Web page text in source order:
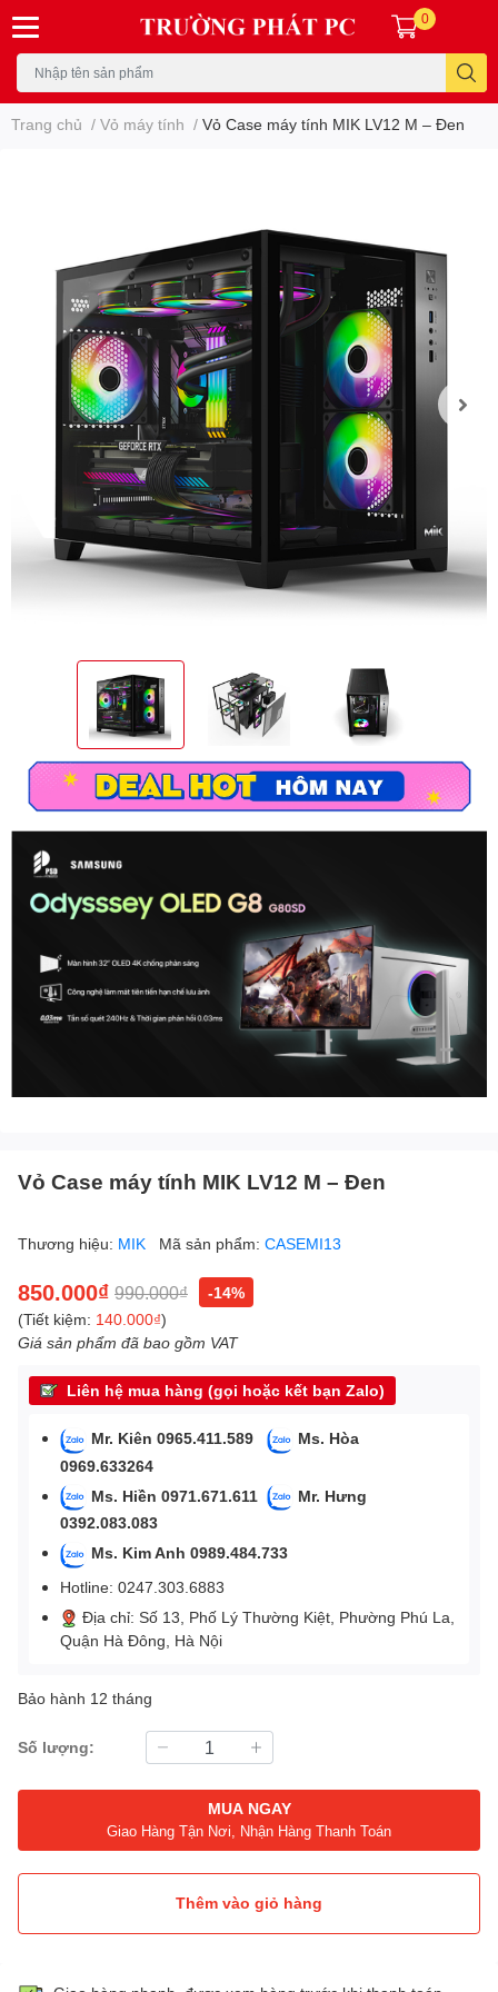
0
Trang chủ / Vỏ máy tính / Vỏ Case máy tính MIK LV12 M – Đen
Vỏ Case máy tính MIK LV12 M – Đen
Thương hiệu: MIK Mã sản phẩm: CASEMI13
850.000₫ 990.000₫
-14%
(Tiết kiệm: 140.000₫)
Giá sản phẩm đã bao gồm VAT
Liên hệ mua hàng (gọi hoặc kết bạn Zalo)
Mr. Kiên 0965.411.589
Ms. Hòa
0969.633264
Ms. Hiền 0971.671.611
Mr. Hưng
0392.083.083
Ms. Kim Anh 0989.484.733
Hotline: 0247.303.6883
Địa chỉ: Số 13, Phố Lý Thường Kiệt, Phường Phú La,
Quận Hà Đông, Hà Nội
Bảo hành 12 tháng
Số lượng:
MUA NGAY
Giao Hàng Tận Nơi, Nhận Hàng Thanh Toán
Thêm vào giỏ hàng